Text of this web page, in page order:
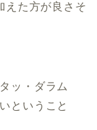
えた方が良さそ
ッ・ダラム
ということ